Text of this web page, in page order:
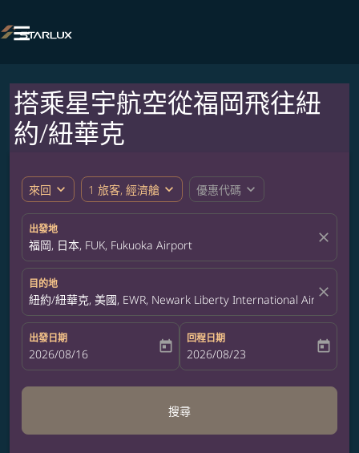

搭乘星宇航空從福岡飛往紐
約/紐華克
來回 expand_more 1 旅客, 經濟艙 expand_more 優惠代碼 expand_more
出發地
福岡, 日本, FUK, Fukuoka Airport close
目的地
紐約/紐華克, 美國, EWR, Newark Liberty International Airport
close
出發日期
fc-booking-departure-date-aria-label
2026/08/16 today
回程日期
fc-booking-return-date-aria-label
2026/08/23 today
搜尋